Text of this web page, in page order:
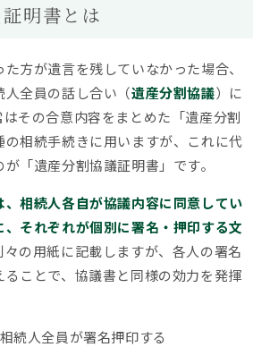
明書とは
方が遺言を残していなかった場合、
人全員の話し合い（遺産分割協議）に
その合意内容をまとめた「遺産分割
相続手続きに用いますが、これに代
「遺産分割協議証明書」です。
相続人各自が協議内容に同意してい
それぞれが個別に署名・押印する文
の用紙に記載しますが、各人の署名
ことで、協議書と同様の効力を発揮
続人全員が署名押印する